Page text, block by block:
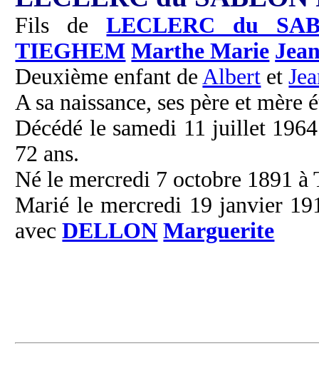
Fils deLECLERC du
TIEGHEM Marthe Marie
Deuxième enfant deAlbert et
A sa naissance, ses père et mère
Décédé le samedi 11 juillet
72 ans.
Né le mercredi 7 octobre 1891 à
Marié le mercredi 19 janvier
avecDELLON Marguerite